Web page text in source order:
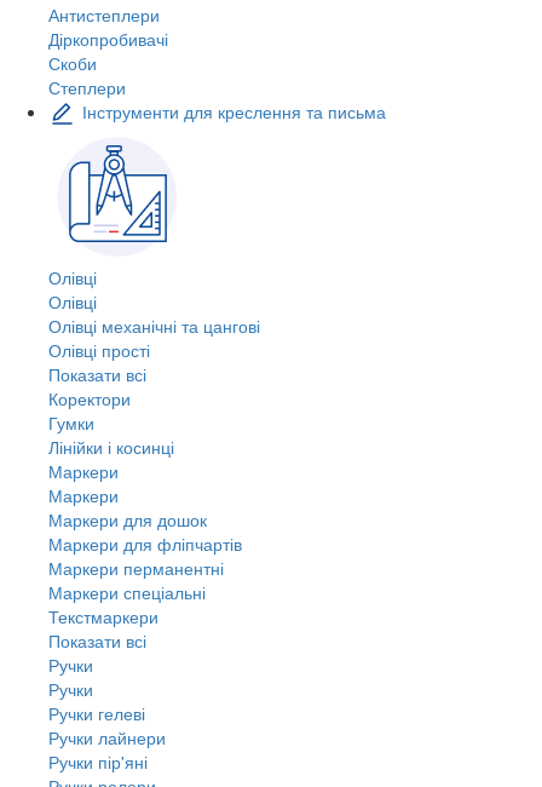
Антистеплери
Діркопробивачі
Скоби
Степлери
Інструменти для креслення та письма
Олівці
Олівці
Олівці механічні та цангові
Олівці прості
Показати всі
Коректори
Гумки
Лінійки і косинці
Маркери
Маркери
Маркери для дошок
Маркери для фліпчартів
Маркери перманентні
Маркери спеціальні
Текстмаркери
Показати всі
Ручки
Ручки
Ручки гелеві
Ручки лайнери
Ручки пір'яні